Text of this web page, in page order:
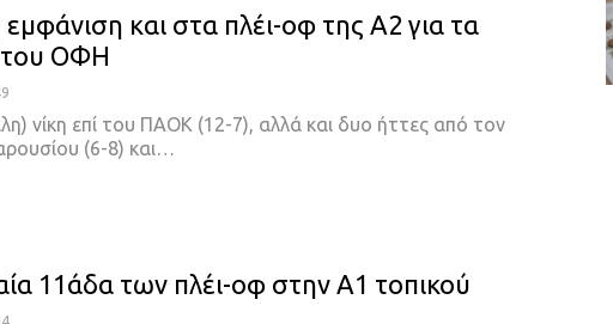
εμφάνιση και στα πλέι-οφ της Α2 για τα
του ΟΦΗ
νίκη επί του ΠΑΟΚ (12-7), αλλά και δυο ήττες από τον
(6-8) και…
11άδα των πλέι-οφ στην Α1 τοπικού